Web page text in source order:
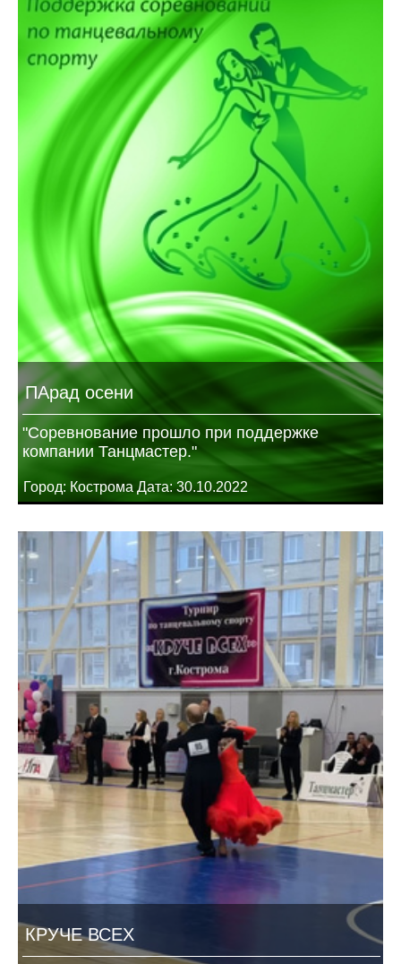
ПАрад осени
"Соревнование прошло при поддержке
компании Танцмастер."
Город: Кострома Дата: 30.10.2022
КРУЧЕ ВСЕХ